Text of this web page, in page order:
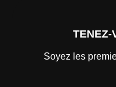
TENEZ-
Soyez les